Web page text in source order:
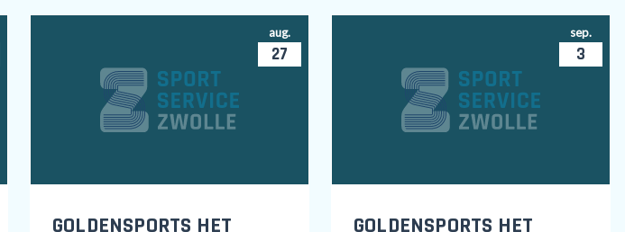
aug.
27
GOLDENSPORTS HET
sep.
3
GOLDENSPORTS HET